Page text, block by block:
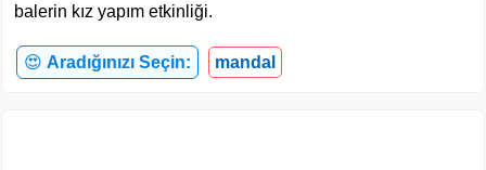
balerin kız yapım etkinliği.
😍 Aradığınızı Seçin: mandal